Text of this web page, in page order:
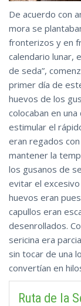
De acuerdo con
mora se
fronterizos y en
calendario lunar,
de seda”,
primer día de
huevos de los
colocaban en una
estimular el
eran regados
mantener la
los gusanos de
evitar el
huevos eran
capullos eran
desenrollados.
sericina era
sin tocar de una
convertían en
Ruta de la